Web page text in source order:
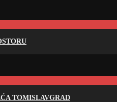
TOMISLAVGRAD